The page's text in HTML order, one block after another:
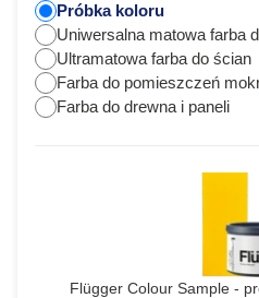
Próbka koloru
Uniwersalna matowa farba
Ultramatowa farba do ścian
Farba do pomieszczeń
Farba do drewna i paneli
Flügger Colour Sample -